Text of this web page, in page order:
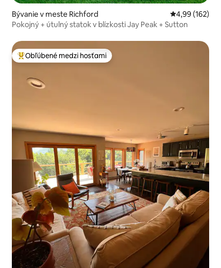
Bývanie v meste Richford Priemerné
4,99 (162)
Pokojný + útulný statok v blízkosti Jay Peak + Sutton
Najobľúbenejšie medzi hosťami
Obľúbené medzi hosťami